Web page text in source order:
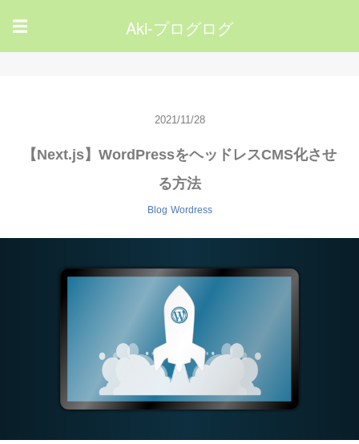
☰ Aki-プログログ
2021/11/28
【Next.js】WordPressをヘッドレスCMS化させ
る方法
Blog Wordress